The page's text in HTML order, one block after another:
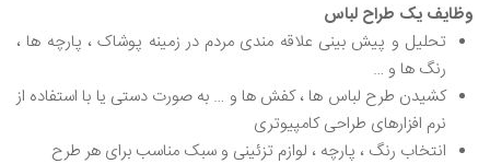
وظایف یک طراح لباس
تحلیل و پیش بینی علاقه مندی مردم در زمینه پوشاک ، پارچه ها ،
رنگ ها و …
کشیدن طرح لباس ها ، کفش ها و … به صورت دستی یا با استفاده از
نرم افزارهای طراحی کامپیوتری
انتخاب رنگ ، پارچه ، لوازم تزئینی و سبک مناسب برای هر طرح